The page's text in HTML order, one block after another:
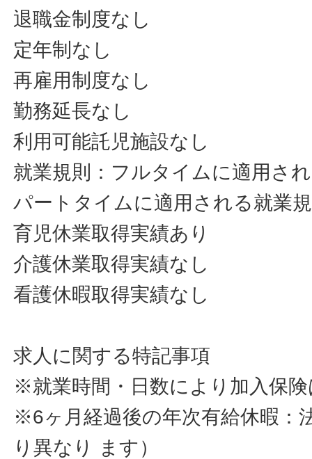
退職金制度なし
定年制なし
再雇用制度なし
勤務延長なし
利用可能託児施設なし
就業規則：フルタイムに適用さ
パートタイムに適用される就業
育児休業取得実績あり
介護休業取得実績なし
看護休暇取得実績なし
求人に関する特記事項
※就業時間・日数により加入保
※6ヶ月経過後の年次有給休暇：
り異なり ます）